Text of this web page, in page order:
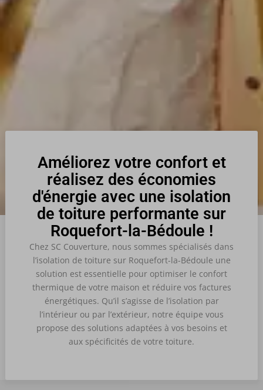
Améliorez votre confort et
réalisez des économies
d'énergie avec une isolation
de toiture performante sur
Roquefort-la-Bédoule !
Chez SC Couverture, nous sommes spécialisés dans
l’isolation de toiture sur Roquefort-la-Bédoule une
solution est essentielle pour optimiser le confort
thermique de votre maison et réduire vos factures
énergétiques. Qu’il s’agisse de l’isolation par
l’intérieur ou par l’extérieur, notre équipe vous
propose des solutions adaptées à vos besoins et
aux spécificités de votre toiture.